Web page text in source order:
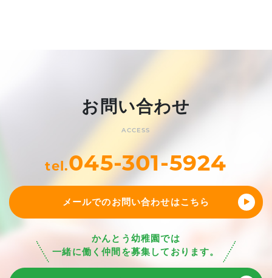
お問い合わせ
ACCESS
tel.045-301-5924
メールでのお問い合わせはこちら
かんとう幼稚園では
一緒に働く仲間を募集しております。